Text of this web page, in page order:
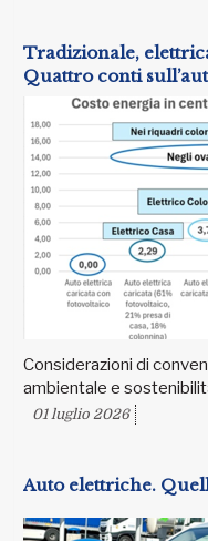
Tradizionale,
Quattro conti
Considerazioni di
ambientale e
01 luglio 2026
Auto elettriche.